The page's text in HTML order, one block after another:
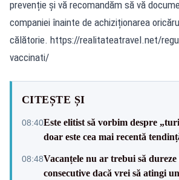
prevenție și vă recomandăm să vă
companiei înainte de achiziționarea
călătorie. https://realitateatravel.net/
vaccinati/
CITEȘTE ȘI
08:40Este elitist să vorbim despre
doar este cea mai recentă
08:48Vacanțele nu ar trebui să
consecutive dacă vrei să atingi